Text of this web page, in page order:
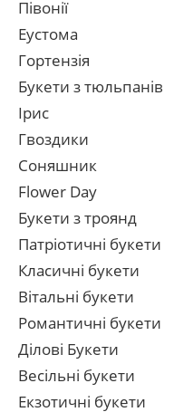
Півонії
Еустома
Гортензія
Букети з тюльпанів
Ірис
Гвоздики
Соняшник
Flower Day
Букети з троянд
Патріотичні букети
Класичні букети
Вітальні букети
Романтичні букети
Ділові Букети
Весільні букети
Екзотичні букети